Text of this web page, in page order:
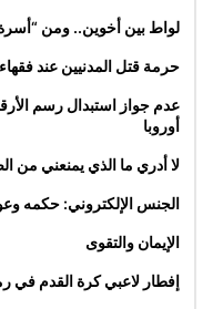
لواط بين أخوين.. ومن
حرمة قتل المدنيين عند
عدم جواز استبدال رسم
أوروبا
لا أدري ما الذي يمنعني من
الجنس الإلكتروني: حكمه
الإيمان والتقوى
إفطار لاعبي كرة القدم في